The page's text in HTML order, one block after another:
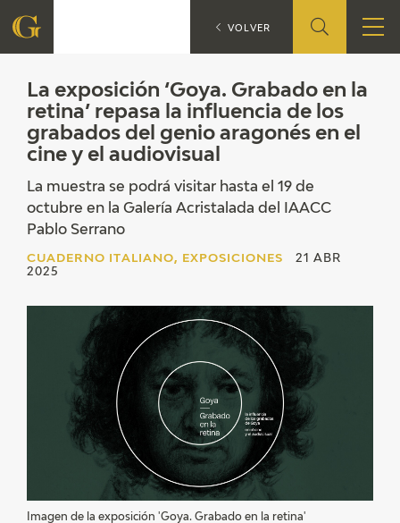
FUNDACIÓN
QUIENES SOMOS
SEDE
PROGRAMACIÓN
EXPOSICIONES
ACTIVIDADES
ACTUALIDAD
La exposición ‘Goya. Grabado en la
retina’ repasa la influencia de los
grabados del genio aragonés en el
cine y el audiovisual
La muestra se podrá visitar hasta el 19 de
octubre en la Galería Acristalada del IAACC
Pablo Serrano
CUADERNO ITALIANO, EXPOSICIONES
21 ABR
2025
Imagen de la exposición 'Goya. Grabado en la retina'
CUADERNO ITALIANO La
VOLVER